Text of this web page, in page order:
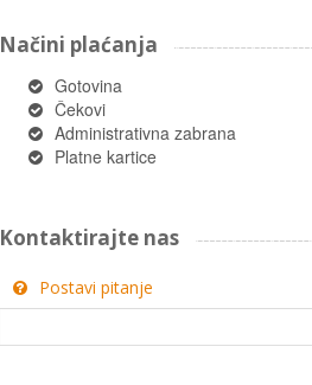
Načini plaćanja
Gotovina
Čekovi
Administrativna zabrana
Platne kartice
Kontaktirajte nas
Postavi pitanje